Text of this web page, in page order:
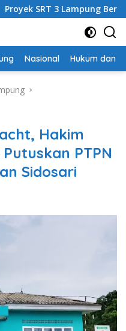
Lampung Bernilai Rp453 M
Nasional Hukum dan
Hakim
PTPN
Sidosari